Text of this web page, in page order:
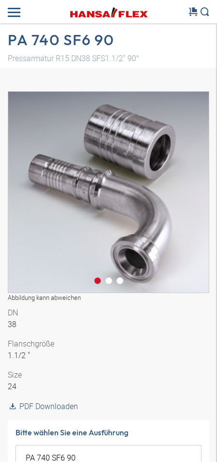
PA 740 SF6 90
Pressarmatur R15 DN38 SFS1.1/2" 90°
Abbildung kann abweichen
3D Modell
DN
38
Flanschgröße
1.1/2 "
Size
24
PDF Downloaden
Bitte wählen Sie eine Ausführung